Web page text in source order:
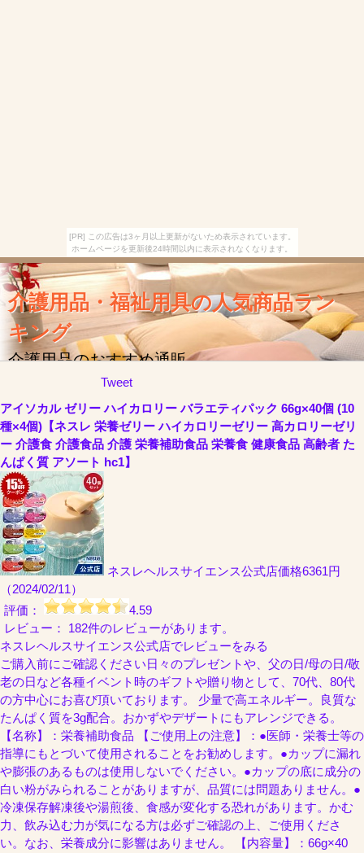
[PR] この広告は3ヶ月以上更新がないため表示されています。
ホームページを更新後24時間以内に表示されなくなります。
介護用品・福祉用具の人気商品ラン
キング
介護用品のおすすめ通販
Tweet
アイソカル ゼリー ハイカロリー バラエティパック 66g×40個 (10
種×4個)【ネスレ 栄養ゼリー ハイカロリーゼリー 高カロリーゼリ
ー 介護食 介護食品 介護 栄養補助食品 栄養食 健康食品 高齢者 た
んぱく質 アソート hc1】
ネスレヘルスサイエンス公式店価格6361円
（2024/02/11）
評価：
4.59
レビュー： 182件のレビューがあります。
ネスレヘルスサイエンス公式店でレビューをみる
ご購入前にご確認ください日々のプレゼントや、父の日/母の日/敬
老の日など各種イベント時のギフトや贈り物として、70代、80代
の方中心にお喜び頂いております。 少量で高エネルギー。良質な
たんぱく質を3g配合。おかずやデザートにもアレンジできる。
【名称】：栄養補助食品 【ご使用上の注意】：●医師・栄養士等の
指導にもとづいて使用されることをお勧めします。●カップに漏れ
や膨張のあるものは使用しないでください。●カップの底に成分の
白い粉がみられることがありますが、品質には問題ありません。●
冷凍保存解凍後や湯煎後、食感が変化する恐れがあります。かむ
力、飲み込む力が気になる方は必ずご確認の上、ご使用くださ
い。なお、栄養成分に影響はありません。 【内容量】：66g×40